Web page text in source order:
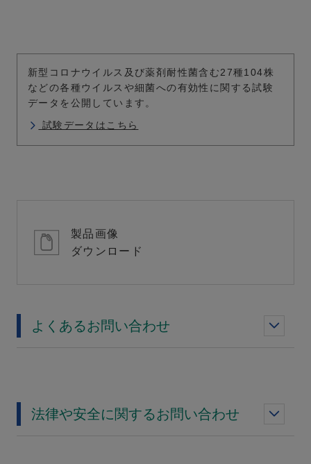
新型コロナウイルス及び薬剤耐性菌含む27種104株
などの各種ウイルスや細菌への有効性に関する試験
データを公開しています。
試験データはこちら
製品画像
ダウンロード
よくあるお問い合わせ
法律や安全に関するお問い合わせ